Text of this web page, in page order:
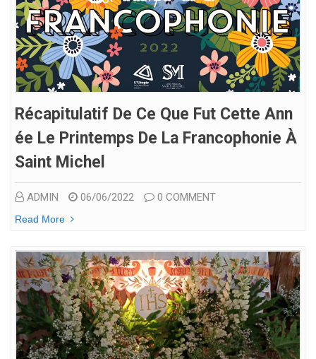
Récapitulatif De Ce Que Fut Cette Ann
Ée Le Printemps De La Francophonie À
Saint Michel
ADMIN 06/06/2022 0 COMMENT
Read More